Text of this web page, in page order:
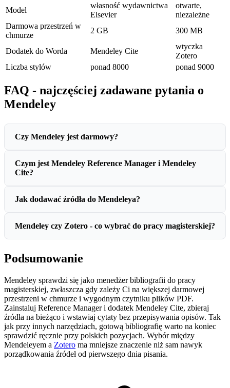
Model
własność wydawnictwa
Elsevier
otwarte,
niezależne
Darmowa przestrzeń w
chmurze
2 GB 300 MB
Dodatek do Worda Mendeley Cite
wtyczka
Zotero
Liczba stylów
ponad 8000 ponad 9000
FAQ - najczęściej zadawane pytania o
Mendeley
Czy Mendeley jest darmowy?
Czym jest Mendeley Reference Manager i Mendeley
Cite?
Jak dodawać źródła do Mendeleya?
Mendeley czy Zotero - co wybrać do pracy magisterskiej?
Podsumowanie
Mendeley sprawdzi się jako menedżer bibliografii do pracy
magisterskiej, zwłaszcza gdy zależy Ci na większej darmowej
przestrzeni w chmurze i wygodnym czytniku plików PDF.
Zainstaluj Reference Manager i dodatek Mendeley Cite, zbieraj
źródła na bieżąco i wstawiaj cytaty bez przepisywania opisów. Tak
jak przy innych narzędziach, gotową bibliografię warto na koniec
sprawdzić ręcznie przy polskich pozycjach. Wybór między
Mendeleyem a Zotero ma mniejsze znaczenie niż sam nawyk
porządkowania źródeł od pierwszego dnia pisania.